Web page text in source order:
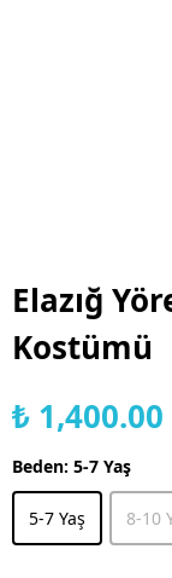
Elazığ
Kostümü
₺ 1,400.00
Beden: 5-7 Yaş
5-7 Yaş 8-10